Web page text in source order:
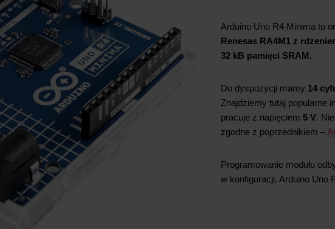
Arduino Uno R4 Minima to
Renesas RA4M1 z
32 kB pamięci SRAM.
Do dyspozycji mamy 14
Znajdziemy tutaj popularne
pracuje z napięciem 5 V.
zgodne z poprzednikiem –
Programowanie modułu
w konfiguracji. Arduino Uno